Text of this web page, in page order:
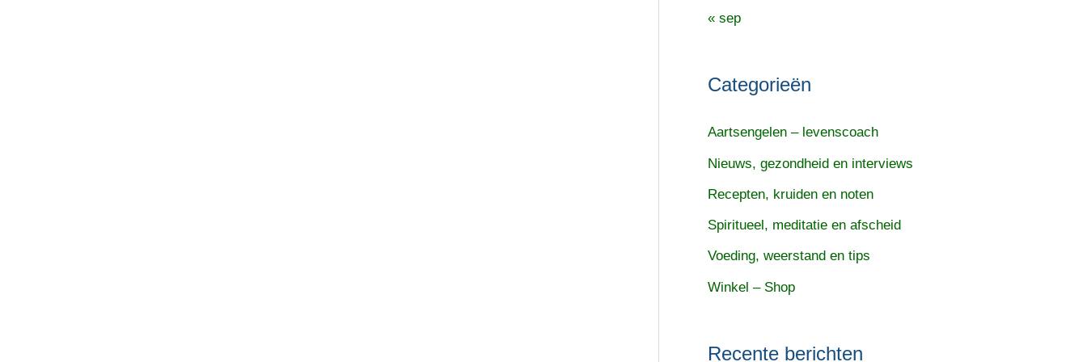
« sep
Categorieën
Aartsengelen – levenscoach
Nieuws, gezondheid en interviews
Recepten, kruiden en noten
Spiritueel, meditatie en afscheid
Voeding, weerstand en tips
Winkel – Shop
Recente berichten